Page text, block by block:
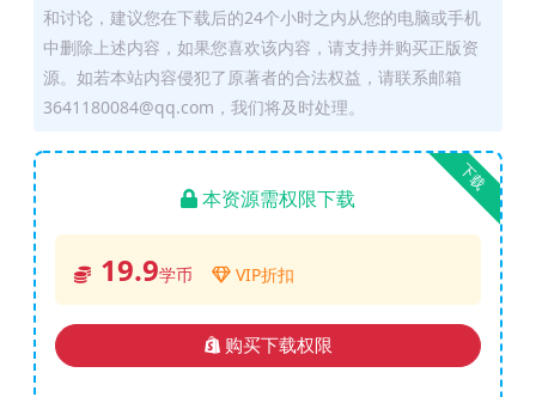
和讨论，建议您在下载后的24个小时之内从您的电脑或手机
中删除上述内容，如果您喜欢该内容，请支持并购买正版资
源。如若本站内容侵犯了原著者的合法权益，请联系邮箱
3641180084@qq.com，我们将及时处理。
下载
本资源需权限下载
19.9学币 VIP折扣
购买下载权限